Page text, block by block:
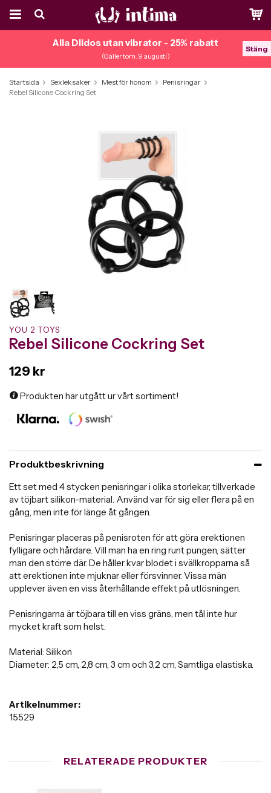
Alla Dildos utan vibrator - 25% rabatt
(Gäller tom. 9 augusti)
Stäng
Startsida Sexleksaker Mest för honom
Penisringar
Rebel Silicone Cockring Set
YOU 2 TOYS
Rebel Silicone Cockring Set
129 kr
Produkten har utgått ur vårt sortiment!
Produktbeskrivning
Ett set med 4 stycken penisringar i olika storlekar, tillverkade
av töjbart silikon-material. Använd var för sig eller flera på en
gång, men inte för länge åt gången.
Penisringar placeras på penisroten för att göra erektionen
fylligare och hårdare. Vill man ha en ring runt pungen, sätter
man den större där. De håller kvar blodet i svällkropparna så
att erektionen inte mjuknar eller försvinner. Vissa män
upplever även en viss återhållande effekt på utlösningen.
Penisringarna är töjbara till en viss gräns, men tål inte hur
mycket kraft som helst.
Material: Silikon
Diameter: 2,5 cm, 2,8 cm, 3 cm och 3,2 cm, Samtliga elastiska.
Artikelnummer:
15529
RELATERADE PRODUKTER